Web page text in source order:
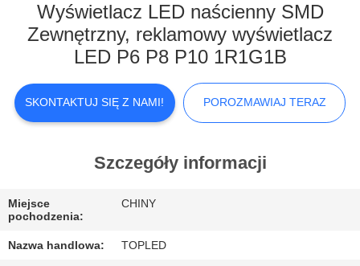
NAS
WYCIECZKA
PO
FABRYCE
JAKOŚCI
Wyświetlacz LED naścienny SMD
Zewnętrzny, reklamowy wyświetlacz
LED P6 P8 P10 1R1G1B
SKONTAKTUJ SIĘ Z NAMI! POROZMAWIAJ TERAZ
Szczegóły informacji
Miejsce
pochodzenia:
CHINY
Nazwa handlowa: TOPLED